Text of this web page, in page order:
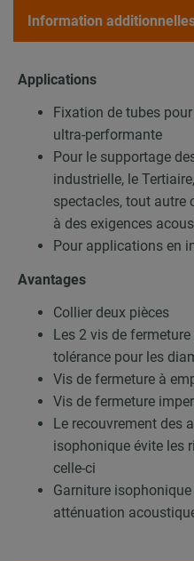
Information
Applications
Fixation de tubes
ultra-performante
Pour le supportage
industrielle, le
spectacles, tout autre
à des exigences
Pour applications en
Avantages
Collier deux pièces
Les 2 vis de
tolérance pour les
Vis de fermeture à
Vis de fermeture
Le recouvrement des
isophonique évite les
celle-ci
Garniture
atténuation